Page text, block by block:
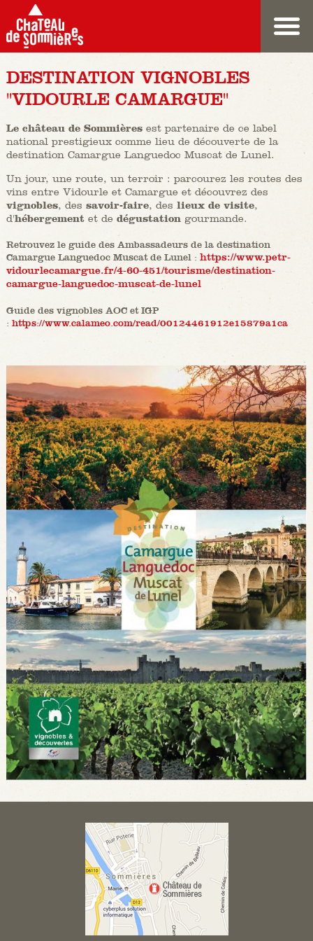
DESTINATION VIGNOBLES
"VIDOURLE CAMARGUE"
Le château de Sommièresest partenaire de ce label
national prestigieux comme lieu de découverte de la
destination Camargue Languedoc Muscat de Lunel.
Un jour, une route, un terroir : parcourez les routes des
vins entre Vidourle et Camargue et découvrez des
vignobles, des savoir-faire, des lieux de visite,
d'hébergementet de dégustation gourmande.
Retrouvez le guide des Ambassadeurs de la destination
Camargue Languedoc Muscat de Lunel : https://www.petr-
vidourlecamargue.fr/4-60-451/tourisme/destination-
camargue-languedoc-muscat-de-lunel
Guide des vignobles AOC et IGP
: https://www.calameo.com/read/00124461912e15879a1ca